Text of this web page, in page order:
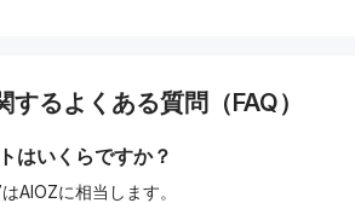
するよくある質問（FAQ）
はいくらですか？
に相当します。